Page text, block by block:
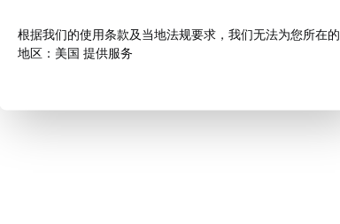
根据我们的使用条款及当地法规要求，我们无法为您所在的
地区：美国 提供服务